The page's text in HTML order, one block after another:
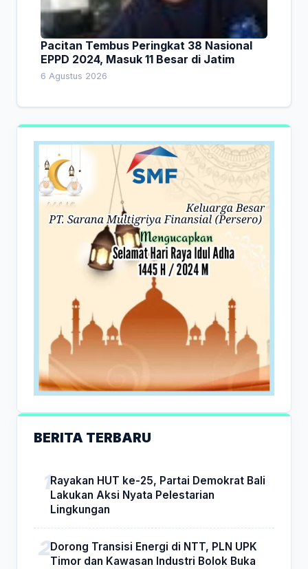
Pacitan Tembus Peringkat 38 Nasional
EPPD 2024, Masuk 11 Besar di Jatim
6 Agustus 2026
BERITA TERBARU
Rayakan HUT ke-25, Partai Demokrat Bali
Lakukan Aksi Nyata Pelestarian
Lingkungan
Dorong Transisi Energi di NTT, PLN UPK
Timor dan Kawasan Industri Bolok Buka